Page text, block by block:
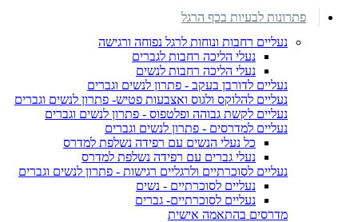
פתרונות לבעיות בכף הרגל
נעליים רחבות ונוחות לרגל נפוחה ורגישה
נעלי הליכה רחבות לגברים
נעלי הליכה רחבות לנשים
נעליים לדורבן בעקב - פתרון לנשים וגברים
נעליים להלוקס ולגוס ואצבעות פטיש- פתרון לנשים וגברים
נעליים לקשת גבוהה ופלטפוס - פתרון לנשים וגברים
נעליים למדרסים - פתרון לנשים וגברים
כל נעלי הנשים עם רפידה נשלפת למדרס
נעלי גברים עם רפידה נשלפת למדרס
נעליים לסוכרתיים ולרגליים רגישות - פתרון לנשים וגברים
נעליים לסוכרתיים - נשים
נעליים לסוכרתיים- גברים
מדרסים בהתאמה אישית